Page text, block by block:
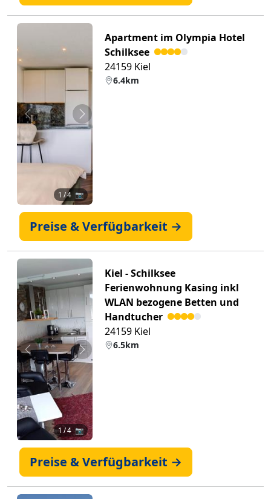
Zurück Weiter
1 / 4 📷
Apartment im Olympia Hotel
Schilksee
24159 Kiel
6.4km
Preise & Verfügbarkeit →
Zurück Weiter
1 / 4 📷
Kiel - Schilksee
Ferienwohnung Kasing inkl
WLAN bezogene Betten und
Handtucher
24159 Kiel
6.5km
Preise & Verfügbarkeit →